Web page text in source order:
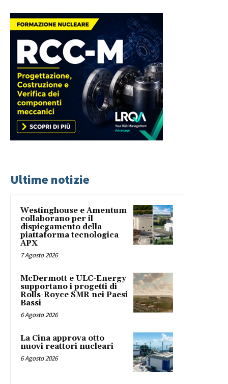
Ultime notizie
Westinghouse e Amentum
collaborano per il
dispiegamento della
piattaforma tecnologica
APX
7 Agosto 2026
McDermott e ULC-Energy
supportano i progetti di
Rolls-Royce SMR nei Paesi
Bassi
6 Agosto 2026
La Cina approva otto
nuovi reattori nucleari
6 Agosto 2026